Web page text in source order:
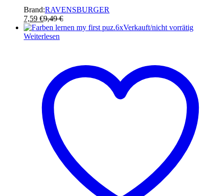
Brand:RAVENSBURGER
7,59 €9,49€
Verkauft/nicht vorrätig
Weiterlesen